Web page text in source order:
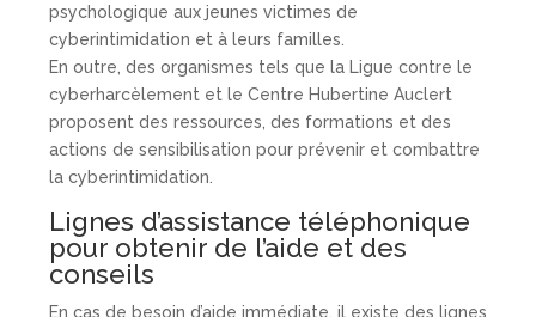
psychologique aux jeunes victimes de
cyberintimidation et à leurs familles.
En outre, des organismes tels que la Ligue contre le
cyberharcèlement et le Centre Hubertine Auclert
proposent des ressources, des formations et des
actions de sensibilisation pour prévenir et combattre
la cyberintimidation.
Lignes d’assistance téléphonique
pour obtenir de l’aide et des
conseils
En cas de besoin d’aide immédiate, il existe des lignes